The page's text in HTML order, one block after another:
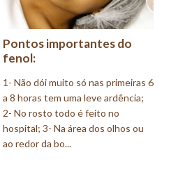
Pontos importantes do
fenol:
1- Não dói muito só nas primeiras 6
a 8 horas tem uma leve ardência;
2- No rosto todo é feito no
hospital; 3- Na área dos olhos ou
ao redor da bo...